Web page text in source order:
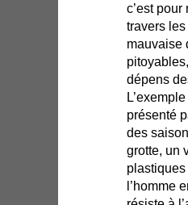
c’est
travers
mauvaise
dépens
présenté
des
grotte, un
l’homme